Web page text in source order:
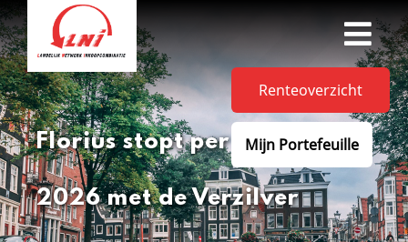
Mijn Portefeuille
Renteoverzicht
Florius stopt per 13 juni
2026 met de Verzilver